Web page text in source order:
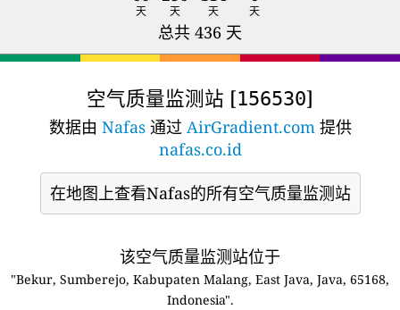
天 天 天 天
总共 436 天
空气质量监测站 [156530]
数据由 Nafas通过 AirGradient.com提供
nafas.co.id
在地图上查看Nafas的所有空气质量监测站
该空气质量监测站位于
"Bekur, Sumberejo, Kabupaten Malang, East Java, Java, 65168,
Indonesia".